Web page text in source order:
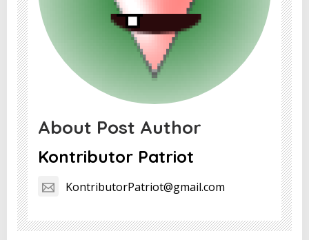
About Post Author
Kontributor Patriot
KontributorPatriot@gmail.com